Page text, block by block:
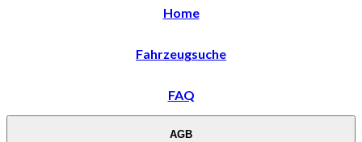
Home
Fahrzeugsuche
FAQ
AGB